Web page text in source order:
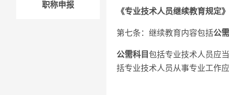
职称申报
《专业技术人员继续教育规定》
第七条：继续教育内容包括公
公需科目包括专业技术人员应
括专业技术人员从事专业工作